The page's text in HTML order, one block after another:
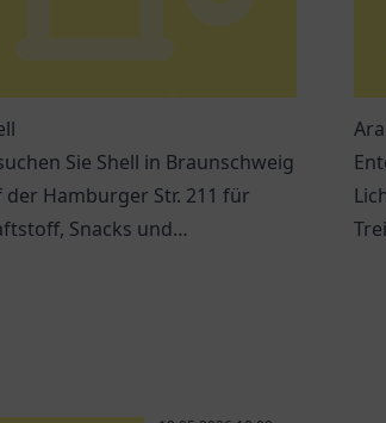
Sie Shell in Braunschweig
der Hamburger Str. 211 für
Snacks und